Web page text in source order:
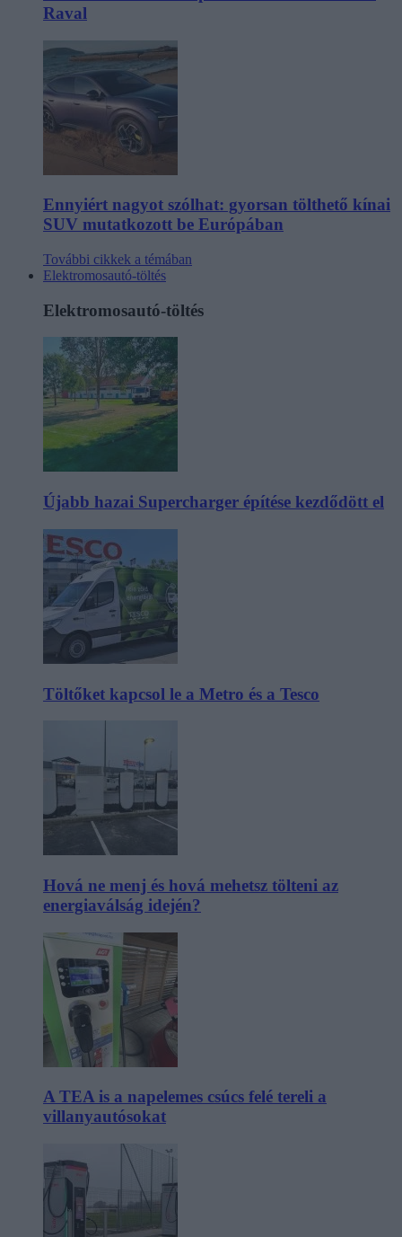
Raval
Ennyiért nagyot szólhat: gyorsan tölthető kínai
SUV mutatkozott be Európában
További cikkek a témában
Elektromosautó-töltés
Elektromosautó-töltés
Újabb hazai Supercharger építése kezdődött el
Töltőket kapcsol le a Metro és a Tesco
Hová ne menj és hová mehetsz tölteni az
energiaválság idején?
A TEA is a napelemes csúcs felé tereli a
villanyautósokat